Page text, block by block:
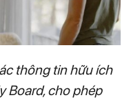
thông tin hữu ích
Board, cho phép